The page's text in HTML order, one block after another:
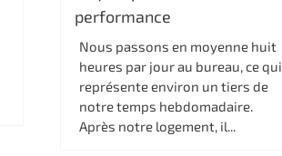
performance
Nous passons en moyenne huit
heures par jour au bureau, ce qui
représente environ un tiers de
notre temps hebdomadaire.
Après notre logement, il...